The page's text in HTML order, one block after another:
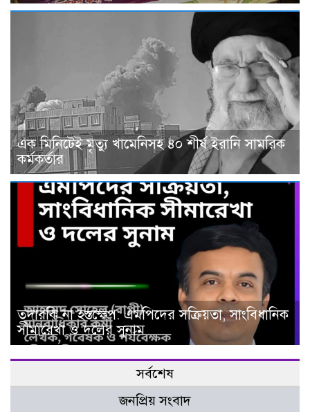
এক মিনিটেই মৃত্যু খামেনিসহ ৪০ শীর্ষ ইরানি সামরিক
কর্মকর্তার
তদারকি না হস্তক্ষেপ: এমপিদের সক্রিয়তা, সাংবিধানিক
সীমারেখা ও দলের সুনাম
সর্বশেষ
জনপ্রিয় সংবাদ